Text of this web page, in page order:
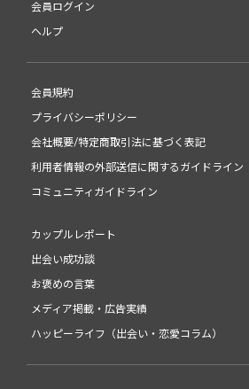
会員ログイン
ヘルプ
会員規約
プライバシーポリシー
会社概要/特定商取引法に基づく表記
利用者情報の外部送信に関するガイドライン
コミュニティガイドライン
カップルレポート
出会い成功談
お褒めの言葉
メディア掲載・広告実績
ハッピーライフ（出会い・恋愛コラム）